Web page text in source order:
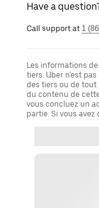
Have a
Call support at 1
Les informations
tiers. Uber n'est
des tiers ou de
du contenu de
vous concluez un
partie. Si vous